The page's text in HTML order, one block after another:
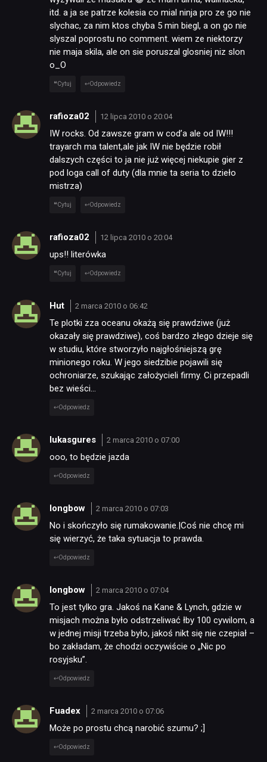
TECHNOLOGIE
JUŻ GRALIŚMY
SKLEP
itd. a ja se patrze kolesia co mial ninja pro ze go nie
slychac, za nim ktos chyba 5 min biegl, a on go nie
slyszal poprostu no comment. wiem ze niektorzy
nie maja skila, ale on sie poruszal glosniej niz slon
o_O
Cytuj Odpowiedz
rafioza02 12 lipca 2010 o 20:04
IW rocks. Od zawsze gram w cod’a ale od IW!!!
trayarch ma talent,ale jak IW nie będzie robił
dalszych części to ja nie już więcej niekupie gier z
pod loga call of duty (dla mnie ta seria to dzieło
mistrza)
Cytuj Odpowiedz
rafioza02 12 lipca 2010 o 20:04
ups!! literówka
Cytuj Odpowiedz
Hut 2 marca 2010 o 06:42
Te plotki zza oceanu okażą się prawdziwe (już
okazały się prawdziwe), coś bardzo złego dzieje się
w studiu, które stworzyło najgłośniejszą grę
minionego roku. W jego siedzibie pojawili się
ochroniarze, szukając założycieli firmy. Ci przepadli
bez wieści…
Odpowiedz
lukasgures 2 marca 2010 o 07:00
ooo, to będzie jazda
Odpowiedz
longbow 2 marca 2010 o 07:03
No i skończyło się rumakowanie.|Coś nie chcę mi
się wierzyć, że taka sytuacja to prawda.
Odpowiedz
longbow 2 marca 2010 o 07:04
To jest tylko gra. Jakoś na Kane & Lynch, gdzie w
misjach można było odstrzeliwać łby 100 cywilom, a
w jednej misji trzeba było, jakoś nikt się nie czepiał –
bo zakładam, że chodzi oczywiście o „Nic po
rosyjsku”.
Odpowiedz
Fuadex 2 marca 2010 o 07:06
Może po prostu chcą narobić szumu? ;]
Odpowiedz